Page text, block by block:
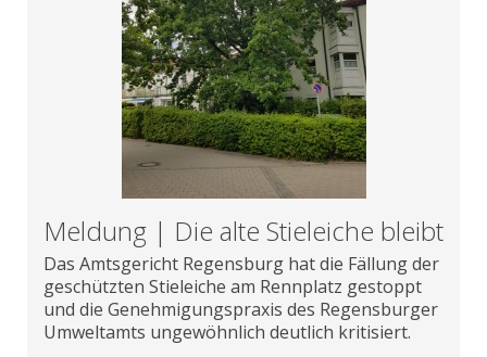
Meldung | Die alte Stieleiche bleibt
Das Amtsgericht Regensburg hat die Fällung der
geschützten Stieleiche am Rennplatz gestoppt
und die Genehmigungspraxis des Regensburger
Umweltamts ungewöhnlich deutlich kritisiert.